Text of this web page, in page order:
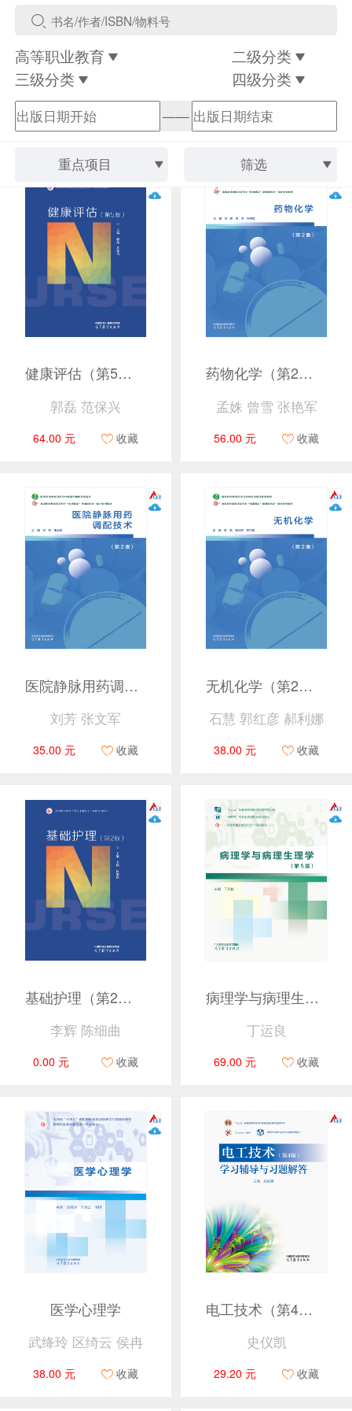
高等职业教育
二级分类
三级分类
四级分类
——
重点项目 筛选
健康评估（第5版）
郭磊 范保兴
64.00 元 收藏
药物化学（第2版）
孟姝 曾雪 张艳军
56.00 元 收藏
医院静脉用药调配技术（第2版）
刘芳 张文军
35.00 元 收藏
无机化学（第2版）
石慧 郭红彦 郝利娜
38.00 元 收藏
基础护理（第2版）
李辉 陈细曲
0.00 元 收藏
病理学与病理生理学（第5版）
丁运良
69.00 元 收藏
医学心理学
武绛玲 区绮云 侯冉
38.00 元 收藏
电工技术（第4版）学习辅导与习题解答
史仪凯
29.20 元 收藏